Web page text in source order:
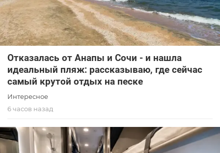
Отказалась от Анапы и Сочи - и нашла
идеальный пляж: рассказываю, где сейчас
самый крутой отдых на песке
Интересное
6 часов назад